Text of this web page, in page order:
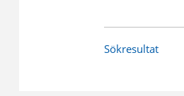
Sökresultat